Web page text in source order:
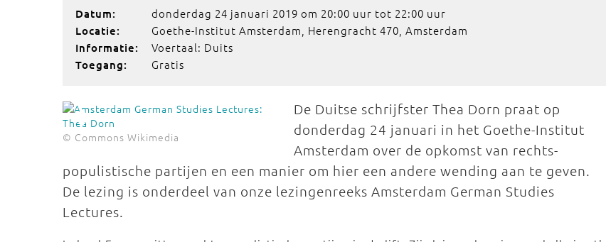
Datum: donderdag 24 januari 2019 om 20:00 uur tot 22:00 uur
Locatie: Goethe-Institut Amsterdam, Herengracht 470, Amsterdam
Informatie: Voertaal: Duits
Toegang: Gratis
© Commons Wikimedia
De Duitse schrijfster Thea Dorn praat op
donderdag 24 januari in het Goethe-Institut
Amsterdam over de opkomst van rechts-
populistische partijen en een manier om hier een andere wending aan te geven.
De lezing is onderdeel van onze lezingenreeks Amsterdam German Studies
Lectures.